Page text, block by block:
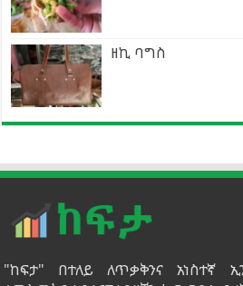
ዘኪ ባግስ
"ከፍታ" በተለይ ለጥቃቅንና አነስተኛ